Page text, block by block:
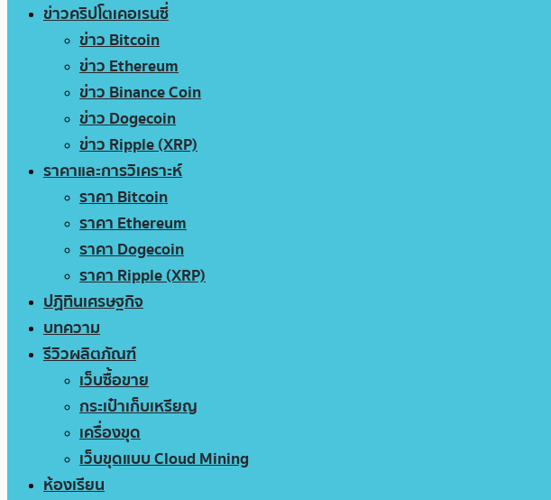
ข่าวคริปโตเคอเรนซี่
ข่าว Bitcoin
ข่าว Ethereum
ข่าว Binance Coin
ข่าว Dogecoin
ข่าว Ripple (XRP)
ราคาและการวิเคราะห์
ราคา Bitcoin
ราคา Ethereum
ราคา Dogecoin
ราคา Ripple (XRP)
ปฏิทินเศรษฐกิจ
บทความ
รีวิวผลิตภัณฑ์
เว็บซื้อขาย
กระเป๋าเก็บเหรียญ
เครื่องขุด
เว็บขุดแบบ Cloud Mining
ห้องเรียน